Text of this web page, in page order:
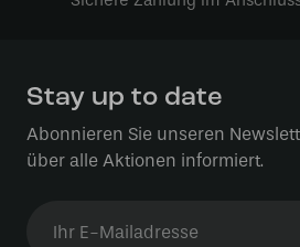
Stay up to date
Abonnieren Sie unseren
über alle Aktionen informiert.